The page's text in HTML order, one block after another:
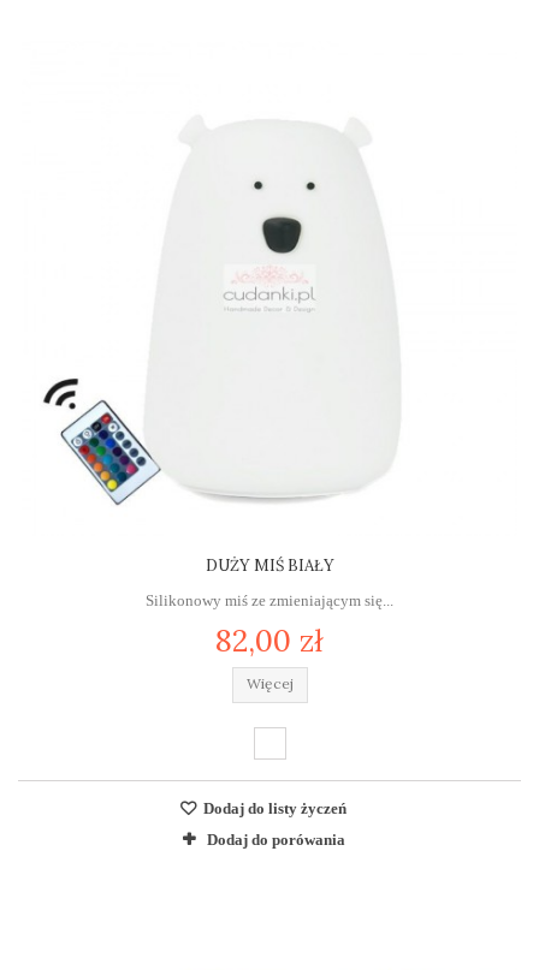
DUŻY MIŚ BIAŁY
Silikonowy miś ze zmieniającym się...
82,00 zł
Więcej
Dodaj do listy życzeń
Dodaj do porówania